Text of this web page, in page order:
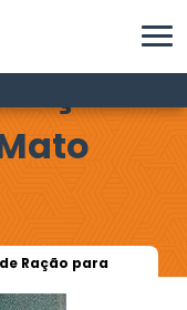
Ração para